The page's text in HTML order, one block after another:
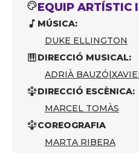
EQUIP ARTÍSTIC
MÚSICA:
DUKE ELLINGTON
DIRECCIÓ MUSICAL:
ADRIÀ BAUZÓ|
DIRECCIÓ ESCÈNICA:
MARCEL TOMÀS
COREOGRAFIA
MARTA RIBERA